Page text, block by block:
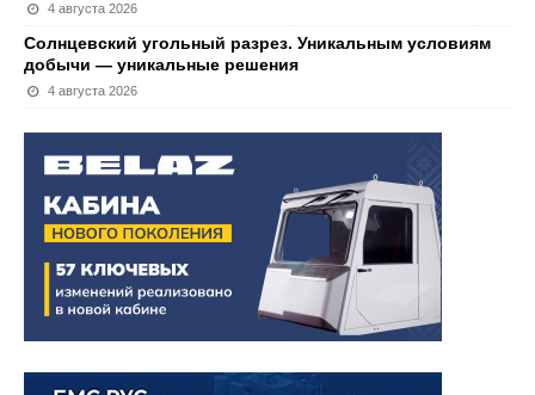
4 августа 2026
Солнцевский угольный разрез. Уникальным условиям
добычи — уникальные решения
4 августа 2026